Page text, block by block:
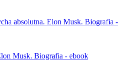
Musk. Biografia - ebook